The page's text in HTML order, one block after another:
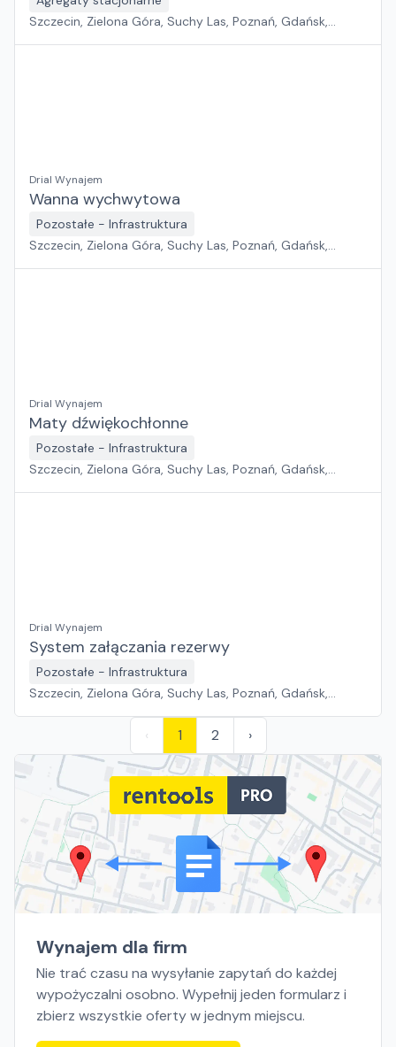
Szczecin, Zielona Góra, Suchy Las, Poznań, Gdańsk,
Drial Wynajem
Wanna wychwytowa
Pozostałe - Infrastruktura
Szczecin, Zielona Góra, Suchy Las, Poznań, Gdańsk,
Drial Wynajem
Maty dźwiękochłonne
Pozostałe - Infrastruktura
Szczecin, Zielona Góra, Suchy Las, Poznań, Gdańsk,
Drial Wynajem
System załączania rezerwy
Pozostałe - Infrastruktura
Szczecin, Zielona Góra, Suchy Las, Poznań, Gdańsk,
Warszawa, Sosnowiec, Kraków, Białystok, Rzeszów
‹ 1 2 ›
Wynajem dla firm
Nie trać czasu na wysyłanie zapytań do każdej
wypożyczalni osobno. Wypełnij jeden formularz i
zbierz wszystkie oferty w jednym miejscu.